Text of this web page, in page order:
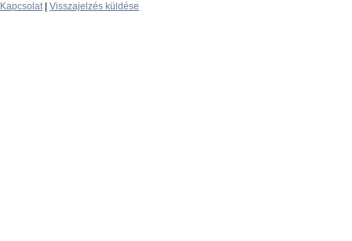
Kapcsolat| Visszajelzés küldése